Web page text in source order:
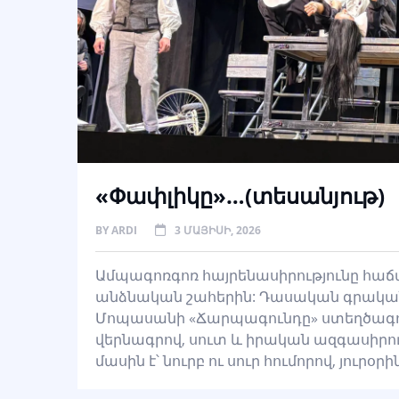
«Փափլիկը»…(տեսանյութ)
BYARDI 3 ՄԱՅԻՍԻ, 2026
Ամպագոռգոռ հայրենասիրությունը
անձնական շահերին: Դասական
Մոպասանի «Ճարպագունդը»
վերնագրով, սուտ և իրական
մասին է՝ նուրբ ու սուր հումորով,